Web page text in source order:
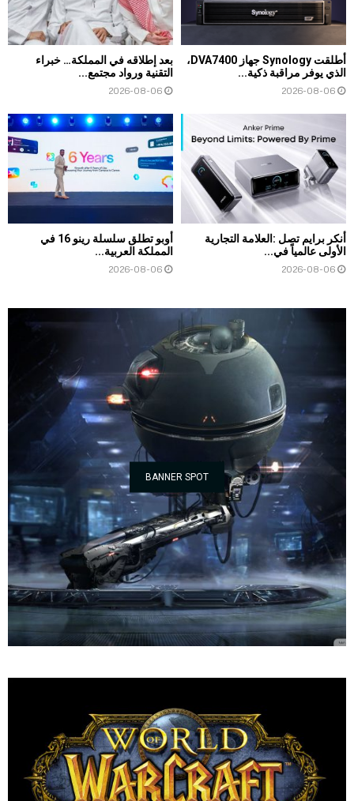
أطلقت Synology جهاز DVA7400،
الذي يوفر مراقبة ذكية...
2026-08-06
بعد إطلاقه في المملكة… خبراء
التقنية ورواد مجتمع...
2026-08-06
أنكر برايم تصل :العلامة التجارية
الأولى عالمياً في...
2026-08-06
أوبو تطلق سلسلة رينو 16 في
المملكة العربية...
2026-08-06
BANNER SPOT